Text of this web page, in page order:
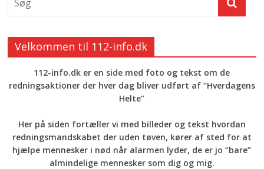
Velkommen til 112-info.dk
112-info.dk er en side med foto og tekst om de
redningsaktioner der hver dag bliver udført af “Hverdagens
Helte”
Her på siden fortæller vi med billeder og tekst hvordan
redningsmandskabet der uden tøven, kører af sted for at
hjælpe mennesker i nød når alarmen lyder, de er jo “bare”
almindelige mennesker som dig og mig.